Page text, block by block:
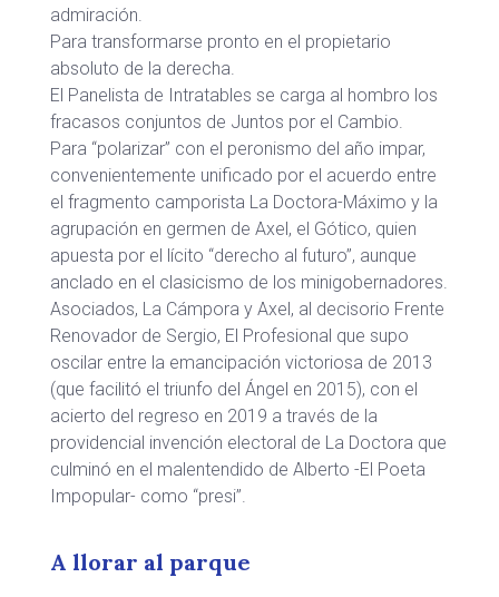
admiración.
Para transformarse pronto en el propietario
absoluto de la derecha.
El Panelista de Intratables se carga al hombro los
fracasos conjuntos de Juntos por el Cambio.
Para “polarizar” con el peronismo del año impar,
convenientemente unificado por el acuerdo entre
el fragmento camporista La Doctora-Máximo y la
agrupación en germen de Axel, el Gótico, quien
apuesta por el lícito “derecho al futuro”, aunque
anclado en el clasicismo de los minigobernadores.
Asociados, La Cámpora y Axel, al decisorio Frente
Renovador de Sergio, El Profesional que supo
oscilar entre la emancipación victoriosa de 2013
(que facilitó el triunfo del Ángel en 2015), con el
acierto del regreso en 2019 a través de la
providencial invención electoral de La Doctora que
culminó en el malentendido de Alberto -El Poeta
Impopular- como “presi”.
A llorar al parque